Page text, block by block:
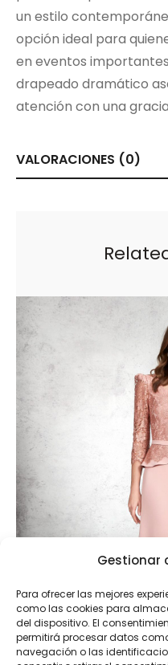
Gestionar
Para ofrecer las mejores
como las cookies para
del dispositivo. El
permitirá procesar datos
navegación o las
un estilo
opción ideal para
en eventos
drapeado dramático
atención con una
VALORACIONES (0)